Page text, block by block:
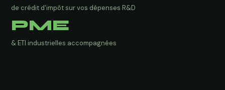
de crédit d'impôt sur vos dépenses R&D
PME
& ETI industrielles accompagnées